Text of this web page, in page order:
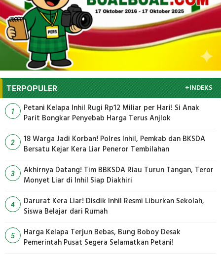
TERPOPULER +INDEKS
1
Petani Kelapa Inhil Rugi Rp12 Miliar per Hari! Si Anak
Parit Bongkar Penyebab Harga Terus Anjlok
2
18 Warga Jadi Korban! Polres Inhil, Pemkab dan BKSDA
Bersatu Kejar Kera Liar Peneror Tembilahan
3
Akhirnya Datang! Tim BBKSDA Riau Turun Tangan, Teror
Monyet Liar di Inhil Siap Diakhiri
4
Darurat Kera Liar! Disdik Inhil Resmi Liburkan Sekolah,
Siswa Belajar dari Rumah
5
Harga Kelapa Terjun Bebas, Bung Boboy Desak
Pemerintah Pusat Segera Selamatkan Petani!